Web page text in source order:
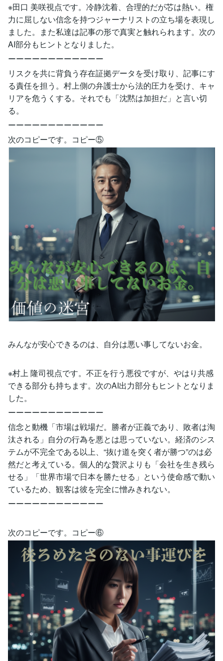
※田口 美咲視点です。冷静沈着、合理的だが芯は熱い。権
力に屈しない信念を持つジャーナリストの立ち場を表現し
ました。また私達は記事の形で真実と触れられます。次の
AI部分もヒントとなりました。
ーーーーーーーーーーーー
リスクを共に背負う存在証拠データを受け取り、記事にす
る責任を担う。村上側の弁護士から法的圧力を受け、キャ
リアを危うくする。それでも「沈黙は加担だ」と言い切
る。
ーーーーーーーーーーーー
次のコピーです。コピー⑤
みんなが安心できるのは、自分は悪い事してないお金。
※村上 隆司視点です。不正を行う悪役ですが、やはり共感
できる部分も持ちます。次のAI出力部分もヒントとなりま
した。
ーーーーーーーーーーーー
信念と動機「市場は戦場だ。勝者が正義であり、敗者は淘
汰される」自分の行為を悪とは思っていない。経済のシス
テムが不完全である以上、“抜け道を突く者が勝つ”のは必
然だと考えている。個人的な贅沢よりも「会社を生き残ら
せる」「世界市場で日本を勝たせる」という使命感で動い
ているため、観客は彼を完全に憎みきれない。
ーーーーーーーーーーーー
次のコピーです。コピー⑥